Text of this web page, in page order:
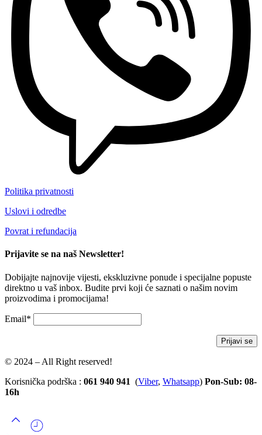
Politika privatnosti
Uslovi i odredbe
Povrat i refundacija
Prijavite se na naš Newsletter!
Dobijajte najnovije vijesti, ekskluzivne ponude i specijalne popuste
direktno u vaš inbox. Budite prvi koji će saznati o našim novim
proizvodima i promocijama!
Email*
© 2024 – All Right reserved!
Korisnička podrška : 061 940 941 (Viber, Whatsapp) Pon-Sub: 08-
16h